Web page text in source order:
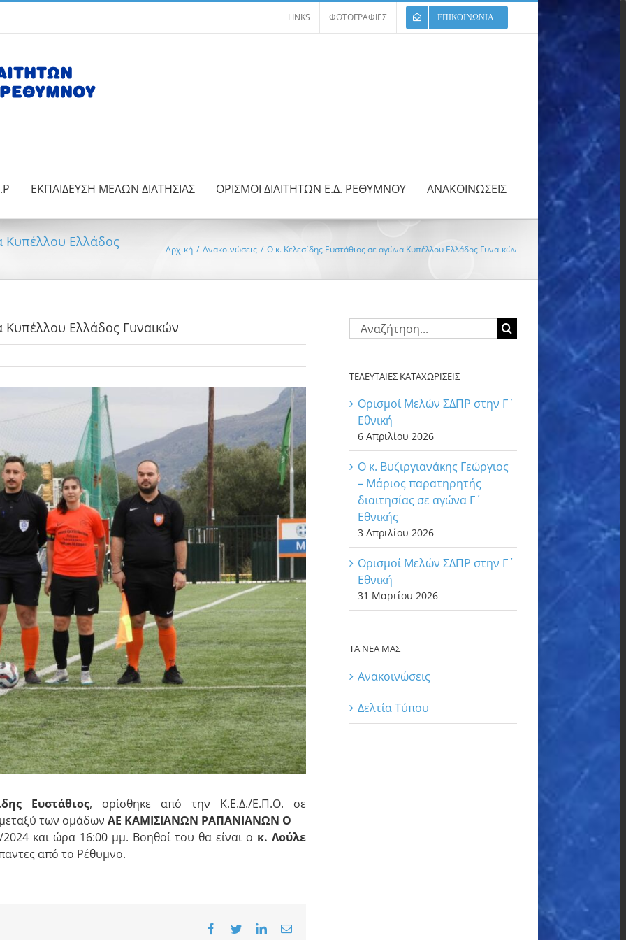
LINKS ΦΩΤΟΓΡΑΦΙΕΣ ΕΠΙΚΟΙΝΩΝΙΑ
ΕΚΠΑΙΔΕΥΣΗ ΜΕΛΩΝ ΔΙΑΤΗΣΙΑΣ ΟΡΙΣΜΟΙ ΔΙΑΙΤΗΤΩΝ Ε.Δ. ΡΕΘΥΜΝΟΥ ΑΝΑΚΟΙΝΩΣΕΙΣ
Κυπέλλου Ελλάδος Αρχική / Ανακοινώσεις / Ο κ. Κελεσίδης Ευστάθιος σε αγώνα Κυπέλλου Ελλάδος Γυναικών
Κυπέλλου Ελλάδος Γυναικών
Ευστάθιος, ορίσθηκε από την Κ.Ε.Δ./Ε.Π.Ο. σε
των ομάδων ΑΕ ΚΑΜΙΣΙΑΝΩΝ ΡΑΠΑΝΙΑΝΩΝ Ο
και ώρα 16:00 μμ. Βοηθοί του θα είναι ο κ. Λούλε
από το Ρέθυμνο.
Facebook
TwitterLinkedInEmail
Αναζήτηση
για:
ΤΕΛΕΥΤΑΙΕΣ ΚΑΤΑΧΩΡΙΣΕΙΣ
Ορισμοί Μελών ΣΔΠΡ στην Γ΄
Εθνική
6 Απριλίου 2026
Ο κ. Βυζιργιανάκης Γεώργιος
– Μάριος παρατηρητής
διαιτησίας σε αγώνα Γ΄
Εθνικής
3 Απριλίου 2026
Ορισμοί Μελών ΣΔΠΡ στην Γ΄
Εθνική
31 Μαρτίου 2026
ΤΑ ΝΕΑ ΜΑΣ
Ανακοινώσεις
Δελτία Τύπου